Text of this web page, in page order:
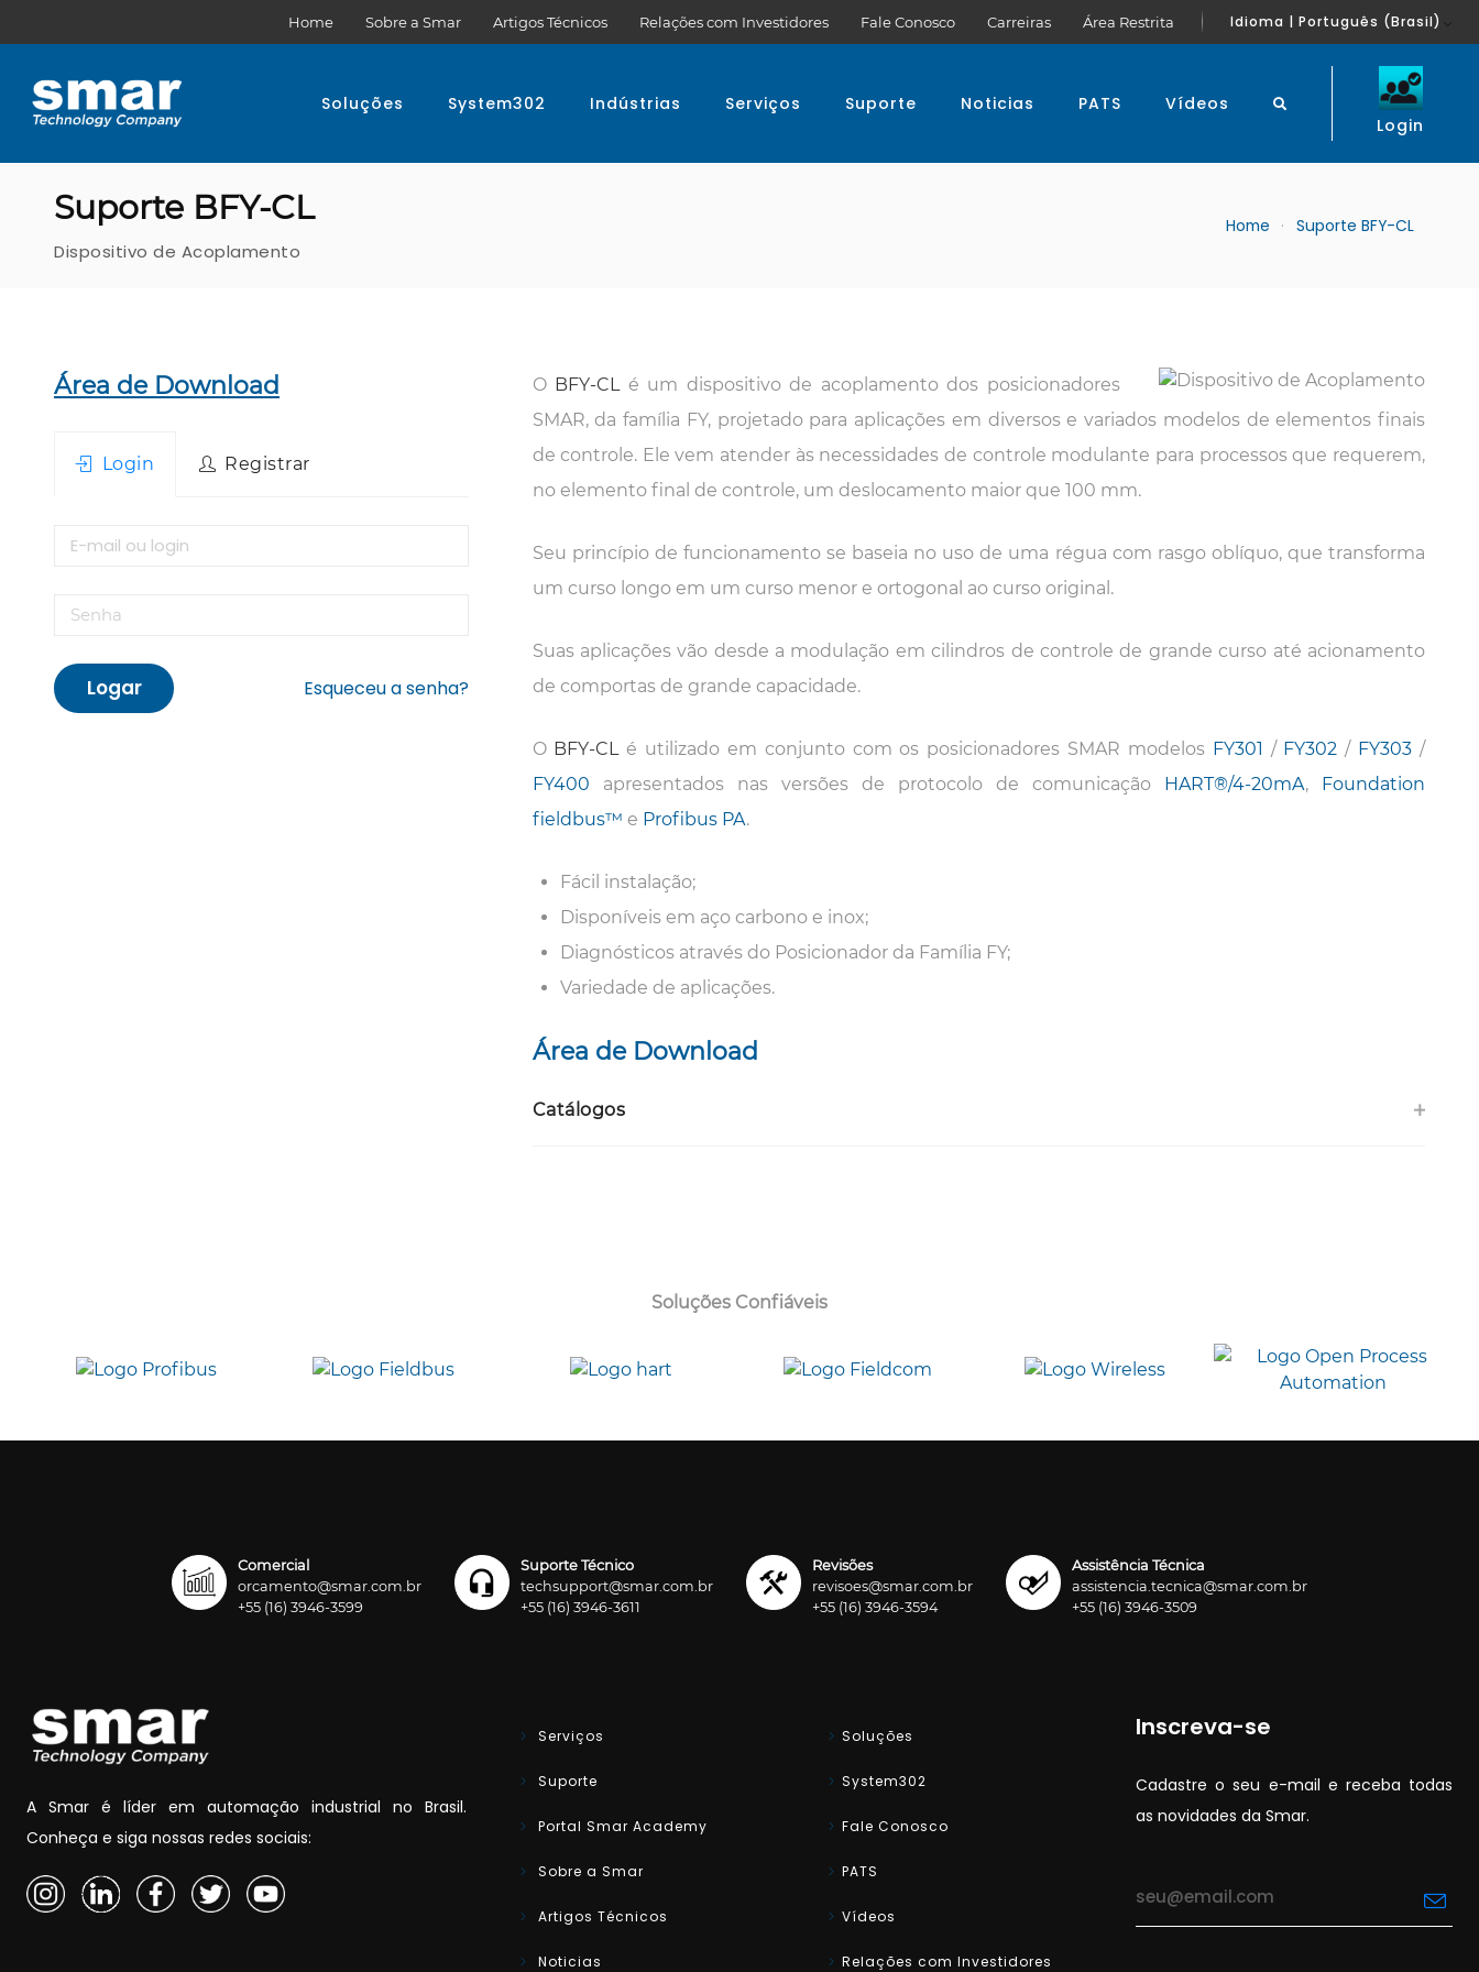
Home Sobre a Smar Artigos Técnicos Relações com Investidores Fale Conosco Carreiras Área Restrita Idioma | Português (Brasil)
Soluções System302 Indústrias Serviços Suporte Noticias PATS
Vídeos
Login
Suporte BFY-CL
Dispositivo de Acoplamento
Home Suporte BFY-CL
O BFY-CLé um dispositivo de acoplamento dos posicionadores
SMAR, da família FY, projetado para aplicações em diversos e variados modelos de elementos finais
de controle. Ele vem atender às necessidades de controle modulante para processos que requerem,
no elemento final de controle, um deslocamento maior que 100 mm.
Seu princípio de funcionamento se baseia no uso de uma régua com rasgo oblíquo, que transforma
um curso longo em um curso menor e ortogonal ao curso original.
Suas aplicações vão desde a modulação em cilindros de controle de grande curso até acionamento
de comportas de grande capacidade.
O BFY-CLé utilizado em conjunto com os posicionadores SMAR modelos FY301 / FY302 / FY303 /
FY400 apresentados nas versões de protocolo de comunicação HART®/4-20mA, Foundation
fieldbus™ e Profibus PA.
Fácil instalação;
Disponíveis em aço carbono e inox;
Diagnósticos através do Posicionador da Família FY;
Variedade de aplicações.
Área de Download
Catálogos
Área de Download
Login Registrar
Logar Esqueceu a senha?
Soluções Confiáveis
Comercial
orcamento@smar.com.br
+55 (16) 3946-3599
Suporte Técnico
techsupport@smar.com.br
+55 (16) 3946-3611
Revisões
revisoes@smar.com.br
+55 (16) 3946-3594
Assistência Técnica
assistencia.tecnica@smar.com.br
+55 (16) 3946-3509
A Smar é líder em automação industrial no Brasil.
Conheça e siga nossas redes sociais:
Serviços
Suporte
Portal Smar Academy
Sobre a Smar
Artigos Técnicos
Noticias
Soluções
System302
Fale Conosco
PATS
Vídeos
Relações com Investidores
Inscreva-se
Cadastre o seu e-mail e receba todas
as novidades da Smar.